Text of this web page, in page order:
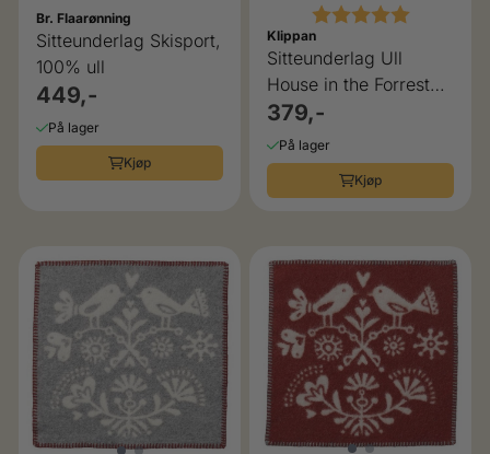
Br. Flaarønning
Sitteunderlag Skisport,
100% ull
449,-
På lager
Kjøp
Karakter: 5.0 av 5
Klippan
Sitteunderlag Ull
House in the Forrest
Klippan
379,-
På lager
Kjøp